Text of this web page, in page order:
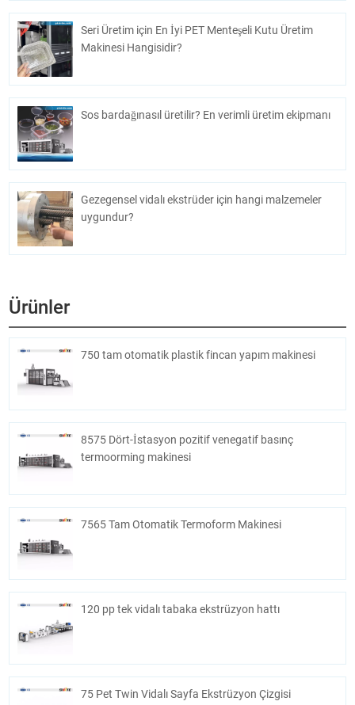
Seri Üretim için En İyi PET Menteşeli Kutu Üretim
Makinesi Hangisidir?
Sos bardağınasıl üretilir? En verimli üretim ekipmanı
Gezegensel vidalı ekstrüder için hangi malzemeler
uygundur?
Ürünler
750 tam otomatik plastik fincan yapım makinesi
8575 Dört-İstasyon pozitif venegatif basınç
termoorming makinesi
7565 Tam Otomatik Termoform Makinesi
120 pp tek vidalı tabaka ekstrüzyon hattı
75 Pet Twin Vidalı Sayfa Ekstrüzyon Çizgisi